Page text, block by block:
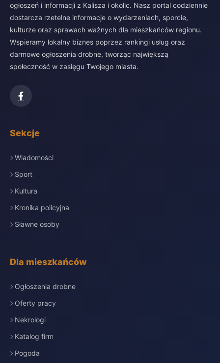
ogłoszeń i informacji z Kalisza i okolic. Nasz portal codziennie
dostarcza rzetelne informacje o wydarzeniach, sporcie,
kulturze oraz sprawach ważnych dla mieszkańców regionu.
Wspieramy lokalny biznes poprzez rankingi usług oraz
darmowe ogłoszenia drobne, tworząc największą
społeczność w zasięgu Twojego miasta.
Sekcje
Wiadomości
Sport
Kultura
Kronika policyjna
Sławne osoby
Dla mieszkańców
Ogłoszenia drobne
Oferty pracy
Nekrologi
Katalog firm
Pogoda